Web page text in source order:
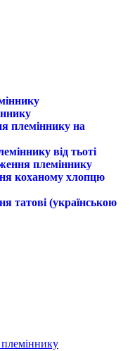
племіннику на
від тьоті
племіннику
коханому хлопцю
татові (українською